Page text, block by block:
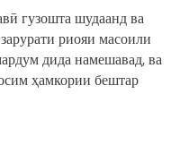
гузошта шудаанд ва
риояи масоили
дида намешавад, ва
ҳамкории бештар